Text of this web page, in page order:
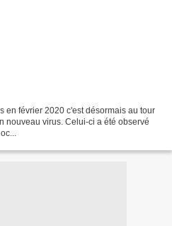
en février 2020 c'est désormais au tour
nouveau virus. Celui-ci a été observé